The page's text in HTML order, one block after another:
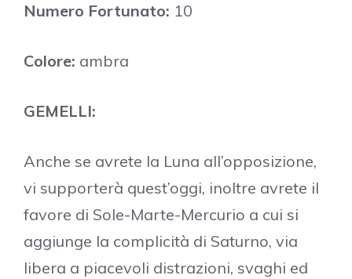
Numero Fortunato: 10
Colore: ambra
GEMELLI:
Anche se avrete la Luna all’opposizione,
vi supporterà quest’oggi, inoltre avrete il
favore di Sole-Marte-Mercurio a cui si
aggiunge la complicità di Saturno, via
libera a piacevoli distrazioni, svaghi ed